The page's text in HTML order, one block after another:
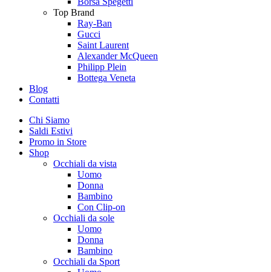
Top Brand
Ray-Ban
Gucci
Saint Laurent
Alexander McQueen
Philipp Plein
Bottega Veneta
Blog
Contatti
Chi Siamo
Saldi Estivi
Promo in Store
Shop
Occhiali da vista
Uomo
Donna
Bambino
Con Clip-on
Occhiali da sole
Uomo
Donna
Bambino
Occhiali da Sport